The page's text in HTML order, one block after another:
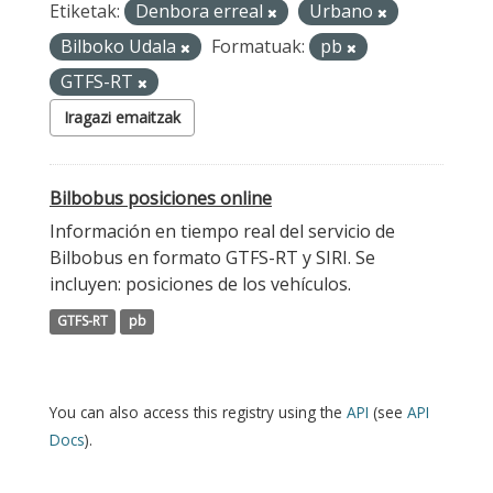
Etiketak: Denbora erreal
Urbano
Bilboko Udala
Formatuak:
pb
GTFS-RT
Iragazi emaitzak
Bilbobus posiciones online
Información en tiempo real del servicio de
Bilbobus en formato GTFS-RT y SIRI. Se
incluyen: posiciones de los vehículos.
GTFS-RT pb
You can also access this registry using the API (see API
Docs).